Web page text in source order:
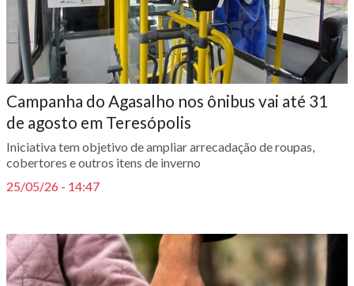
Campanha do Agasalho nos ônibus vai até 31
de agosto em Teresópolis
Iniciativa tem objetivo de ampliar arrecadação de roupas,
cobertores e outros itens de inverno
25/05/26 - 14:47